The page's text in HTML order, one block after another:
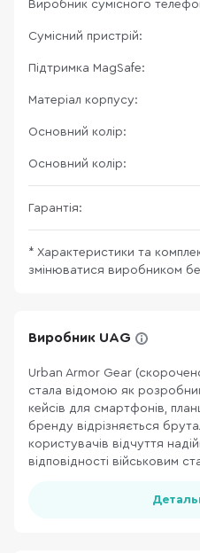
Виробник сумісного
Сумісний пристрій:
Підтримка MagSafe:
Матеріал корпусу:
Основний колір:
Основний колір:
Гарантія:
* Характеристики та
змінюватися виробником
Виробник UAG
Urban Armor Gear
стала відомою як
кейсів для смартфонів,
бренду відрізняється
користувачів відчуття
відповідності військовим